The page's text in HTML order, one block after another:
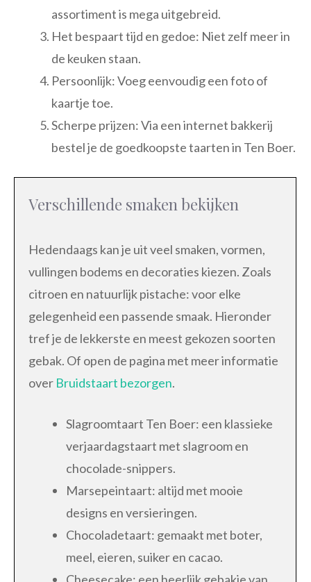
assortiment is mega uitgebreid.
Het bespaart tijd en gedoe: Niet zelf meer in
de keuken staan.
Persoonlijk: Voeg eenvoudig een foto of
kaartje toe.
Scherpe prijzen: Via een internet bakkerij
bestel je de goedkoopste taarten in Ten Boer.
Verschillende smaken bekijken
Hedendaags kan je uit veel smaken, vormen,
vullingen bodems en decoraties kiezen. Zoals
citroen en natuurlijk pistache: voor elke
gelegenheid een passende smaak. Hieronder
tref je de lekkerste en meest gekozen soorten
gebak. Of open de pagina met meer informatie
over Bruidstaart bezorgen.
Slagroomtaart Ten Boer: een klassieke
verjaardagstaart met slagroom en
chocolade-snippers.
Marsepeintaart: altijd met mooie
designs en versieringen.
Chocoladetaart: gemaakt met boter,
meel, eieren, suiker en cacao.